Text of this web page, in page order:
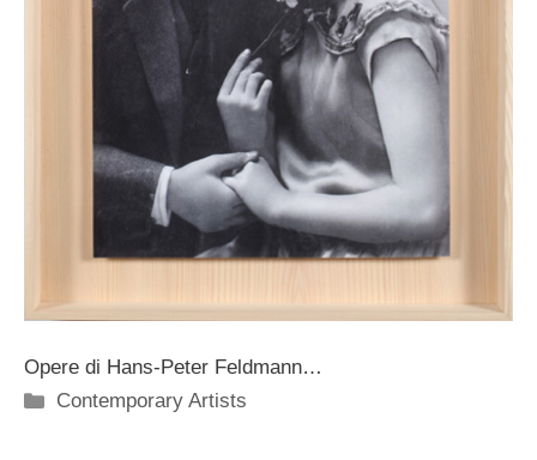
Opere di Hans-Peter Feldmann…
Categorie
Contemporary Artists